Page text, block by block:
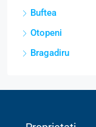
B Bucuresti
Buftea
Otopeni